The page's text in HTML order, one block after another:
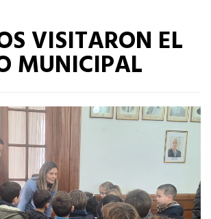
VISITARON EL
MUNICIPAL